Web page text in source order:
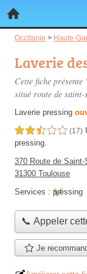
Occitanie > Haute-
Laverie
Cette fiche
situé route de saint-
Laverie pressing
2,5 étoiles sur 5 (17)
pressing.
370 Route de Saint-
31300 Toulouse
Services : pressing
📞 Appeler
Je